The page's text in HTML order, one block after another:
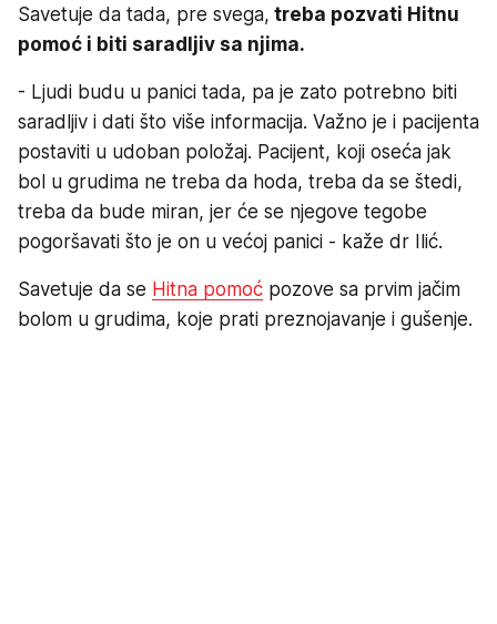
Savetuje da tada, pre svega, treba pozvati Hitnu
pomoć i biti saradljiv sa njima.
- Ljudi budu u panici tada, pa je zato potrebno biti
saradljiv i dati što više informacija. Važno je i pacijenta
postaviti u udoban položaj. Pacijent, koji oseća jak
bol u grudima ne treba da hoda, treba da se štedi,
treba da bude miran, jer će se njegove tegobe
pogoršavati što je on u većoj panici - kaže dr Ilić.
Savetuje da se Hitna pomoć pozove sa prvim jačim
bolom u grudima, koje prati preznojavanje i gušenje.